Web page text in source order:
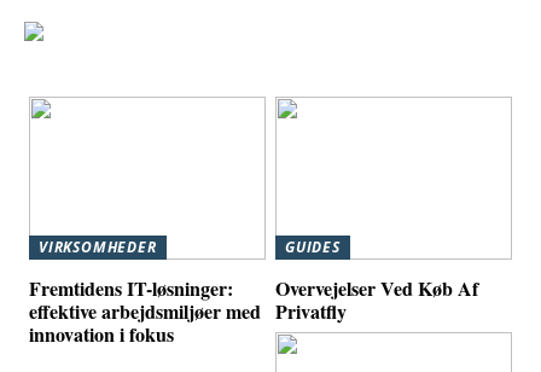
VIRKSOMHEDER
Fremtidens IT-løsninger:
effektive arbejdsmiljøer med
innovation i fokus
GUIDES
Overvejelser Ved Køb Af
Privatfly